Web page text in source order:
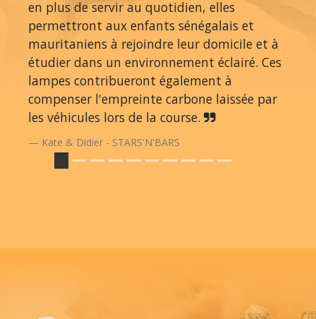
en plus de servir au quotidien, elles
permettront aux enfants sénégalais et
mauritaniens à rejoindre leur domicile et à
étudier dans un environnement éclairé. Ces
lampes contribueront également à
compenser l'empreinte carbone laissée par
les véhicules lors de la course.
Kate & Didier - STARS'N'BARS